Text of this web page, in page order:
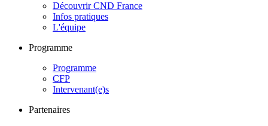
Découvrir CND France
Infos pratiques
L'équipe
Programme
Programme
CFP
Intervenant(e)s
Partenaires